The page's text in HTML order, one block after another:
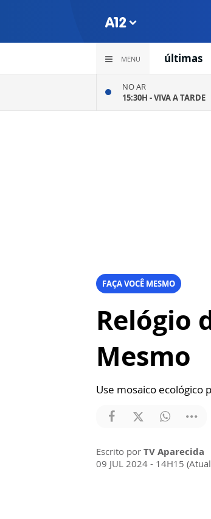
MENU últimas
NO AR
15:30H -VIVA A TARDE
FAÇA VOCÊ MESMO
Relógio
Mesmo
Use mosaico ecológico
Escrito por TV Aparecida
09 JUL 2024 - 14H15